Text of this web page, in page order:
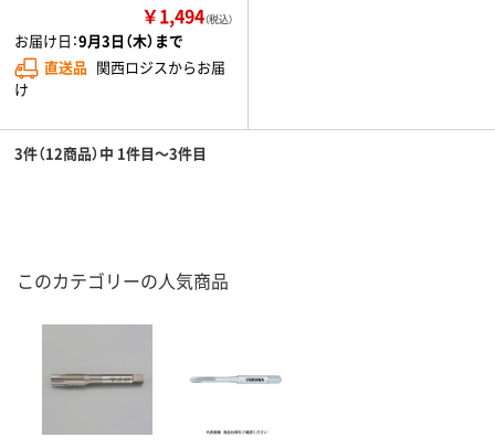
￥1,494（税込）
お届け日：9月3日（木）まで
直送品 関西ロジスからお届
け
3件（12商品）中 1件目～3件目
このカテゴリーの人気商品